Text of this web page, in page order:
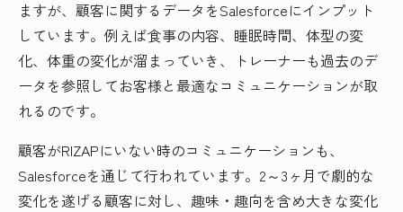
ますが、顧客に関するデータをSalesforceにインプット
しています。例えば食事の内容、睡眠時間、体型の変
化、体重の変化が溜まっていき、トレーナーも過去のデ
ータを参照してお客様と最適なコミュニケーションが取
れるのです。
顧客がRIZAPにいない時のコミュニケーションも、
Salesforceを通じて行われています。2～3ヶ月で劇的な
変化を遂げる顧客に対し、趣味・趣向を含め大きな変化